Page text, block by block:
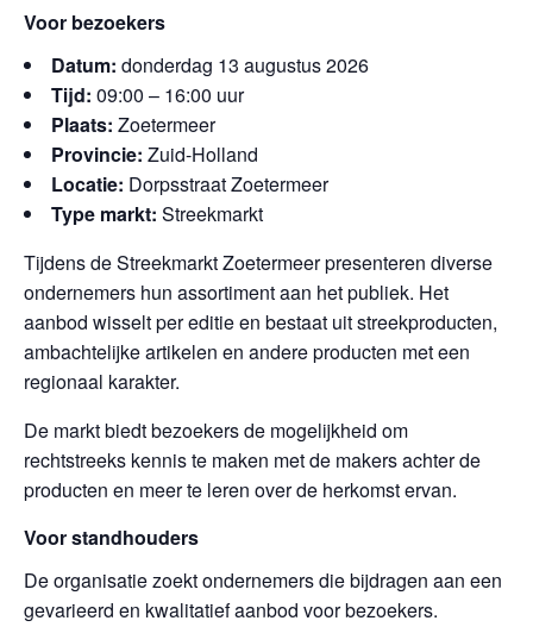
Voor bezoekers
Datum: donderdag 13 augustus 2026
Tijd: 09:00 – 16:00 uur
Plaats: Zoetermeer
Provincie: Zuid-Holland
Locatie: Dorpsstraat Zoetermeer
Type markt: Streekmarkt
Tijdens de Streekmarkt Zoetermeer presenteren diverse
ondernemers hun assortiment aan het publiek. Het
aanbod wisselt per editie en bestaat uit streekproducten,
ambachtelijke artikelen en andere producten met een
regionaal karakter.
De markt biedt bezoekers de mogelijkheid om
rechtstreeks kennis te maken met de makers achter de
producten en meer te leren over de herkomst ervan.
Voor standhouders
De organisatie zoekt ondernemers die bijdragen aan een
gevarieerd en kwalitatief aanbod voor bezoekers.